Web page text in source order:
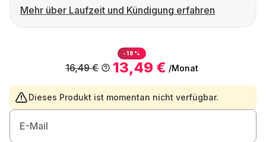
Mehr über Laufzeit und Kündigung erfahren
-18%
13,49 € /Monat
16,49 €
Dieses Produkt ist momentan nicht verfügbar.
E-Mail